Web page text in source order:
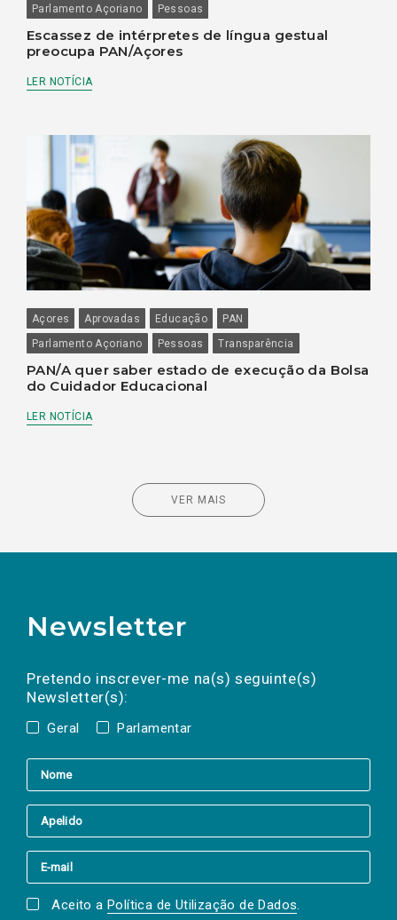
Parlamento Açoriano
Pessoas
Escassez de intérpretes de língua gestual
preocupa PAN/Açores
LER NOTÍCIA
Açores Aprovadas Educação
PAN
Parlamento Açoriano
Pessoas Transparência
PAN/A quer saber estado de execução da Bolsa
do Cuidador Educacional
LER NOTÍCIA
VER MAIS
Newsletter
Pretendo inscrever-me na(s) seguinte(s)
Newsletter(s):
Geral Parlamentar
a(s) newsletter(s).
mail
Aceito a Política de Utilização de Dados.